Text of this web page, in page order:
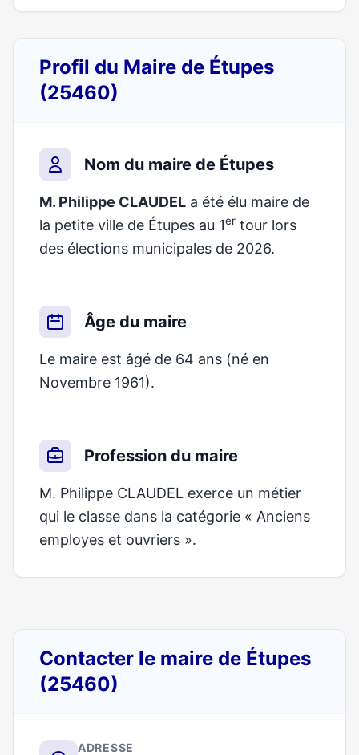
Profil du Maire de Étupes
(25460)
Nom du maire de Étupes
M. Philippe CLAUDEL a été élu maire de
la petite ville de Étupes au 1er tour lors
des élections municipales de 2026.
Âge du maire
Le maire est âgé de 64 ans (né en
Novembre 1961).
Profession du maire
M. Philippe CLAUDEL exerce un métier
qui le classe dans la catégorie « Anciens
employes et ouvriers ».
Contacter le maire de Étupes
(25460)
ADRESSE